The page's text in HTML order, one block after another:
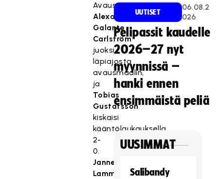
Avauserässä
Alexander
Galante
Carlström
juoksi
läpiajosta
avausmaalin,
ja
Tobias
Gustafsson
kiskaisi
kääntölaukauksella
2-
0.
Janne
Lammisen
UUTISET
06.08.2
026
Pelipassit kaudelle
2026–27 nyt
myynnissä –
hanki ennen
ensimmäistä peliä
UUSIMMAT
Salibandy